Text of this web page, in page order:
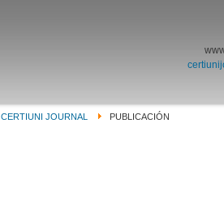
CERTIUNI JOURNAL PUBLICACIÓN